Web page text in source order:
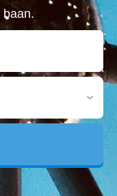
baan.